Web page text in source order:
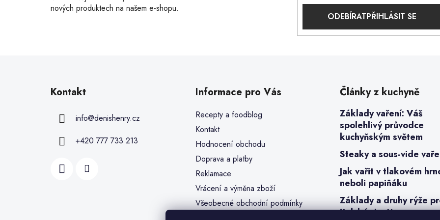
nových produktech na našem e-shopu.
PŘIHLÁSIT SE
Kontakt
info@denishenry.cz
+420 777 733 213
Informace pro Vás
Recepty a foodblog
Kontakt
Hodnocení obchodu
Doprava a platby
Reklamace
Vrácení a výměna zboží
Všeobecné obchodní podmínky
Články z kuchyně
Základy vaření: Váš
spolehlivý průvodce
kuchyňským světem
Steaky a sous-vide
Jak vařit v tlakovém
neboli papiňáku
Základy a druhy rýže
italské risotto